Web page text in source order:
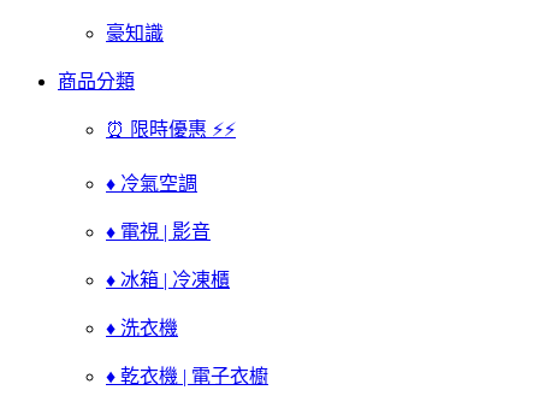
豪知識
商品分類
⏰ 限時優惠 ⚡⚡
♦ 冷氣空調
♦ 電視 | 影音
♦ 冰箱 | 冷凍櫃
♦ 洗衣機
♦ 乾衣機 | 電子衣櫥